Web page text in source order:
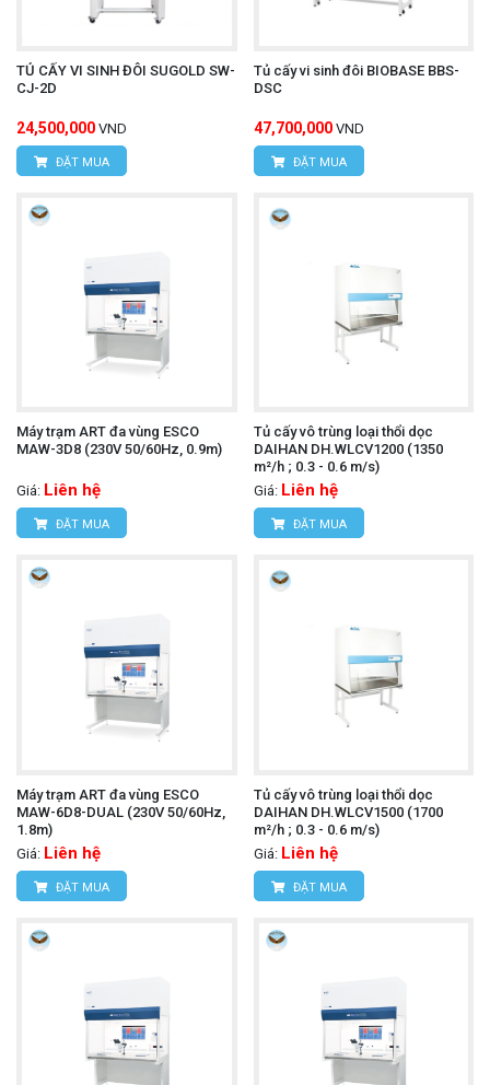
TỦ CẤY VI SINH ĐÔI SUGOLD SW-
CJ-2D
24,500,000 VND
ĐẶT MUA
Tủ cấy vi sinh đôi BIOBASE BBS-
DSC
47,700,000 VND
ĐẶT MUA
Máy trạm ART đa vùng ESCO
MAW-3D8 (230V 50/60Hz, 0.9m)
Giá: Liên hệ
ĐẶT MUA
Tủ cấy vô trùng loại thổi dọc
DAIHAN DH.WLCV1200 (1350
m²/h ; 0.3 - 0.6 m/s)
Giá: Liên hệ
ĐẶT MUA
Máy trạm ART đa vùng ESCO
MAW-6D8-DUAL (230V 50/60Hz,
1.8m)
Giá: Liên hệ
ĐẶT MUA
Tủ cấy vô trùng loại thổi dọc
DAIHAN DH.WLCV1500 (1700
m²/h ; 0.3 - 0.6 m/s)
Giá: Liên hệ
ĐẶT MUA